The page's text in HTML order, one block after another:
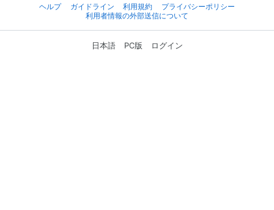
ヘルプ
ガイドライン 利用規約
プライバシーポリシー
利用者情報の外部送信について
日本語 PC版 ログイン